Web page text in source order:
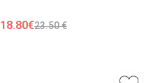
18.80€23.50 €